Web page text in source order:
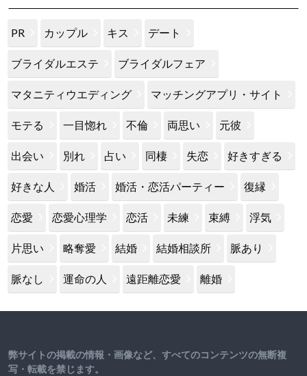
PR カップル キス デート
ブライダルエステ ブライダルフェア
マタニティウエディング マッチングアプリ・サイト
モテる 一目惚れ 不倫 両思い 元彼
出会い 別れ 占い 同棲 失恋 好きすぎる
好きな人 婚活 婚活・恋活パーティー 復縁
恋愛 恋愛心理学 恋活 未練 束縛 浮気
片思い 略奪愛 結婚 結婚相談所 脈あり
脈なし 運命の人 遠距離恋愛 離婚
弊サイトの掲載の情報・画像など、すべてのコンテンツの無断複
写・転載を禁じます。